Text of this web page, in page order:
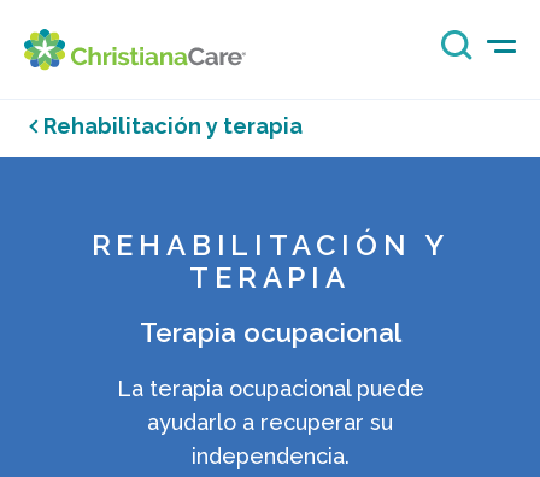
Rehabilitación y terapia
REHABILITACIÓN Y
TERAPIA
Terapia ocupacional
La terapia ocupacional puede
ayudarlo a recuperar su
independencia.